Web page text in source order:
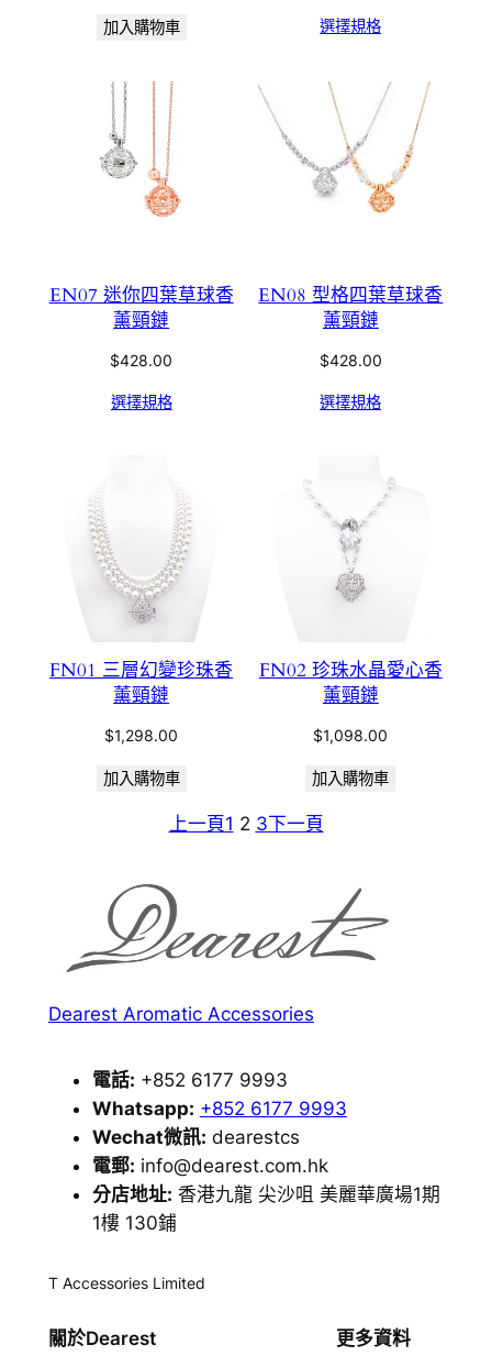
加入購物車 選擇規格
EN07 迷你四葉草球香
薰頸鏈
$428.00
選擇規格
EN08 型格四葉草球香
薰頸鏈
$428.00
選擇規格
FN01 三層幻變珍珠香
薰頸鏈
$1,298.00
加入購物車
FN02 珍珠水晶愛心香
薰頸鏈
$1,098.00
加入購物車
上一頁1 2 3下一頁
Dearest Aromatic Accessories
電話: +852 6177 9993
Whatsapp: +852 6177 9993
Wechat微訊: dearestcs
電郵: info@dearest.com.hk
分店地址: 香港九龍 尖沙咀 美麗華廣場1期
1樓 130鋪
T Accessories Limited
關於Dearest 更多資料